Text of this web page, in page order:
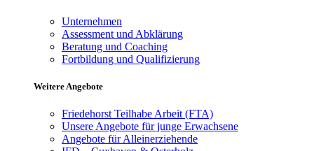
Unternehmen
Assessment und Abklärung
Beratung und Coaching
Fortbildung und Qualifizierung
Weitere Angebote
Friedehorst Teilhabe Arbeit (FTA)
Unsere Angebote für junge Erwachsene
Angebote für Alleinerziehende